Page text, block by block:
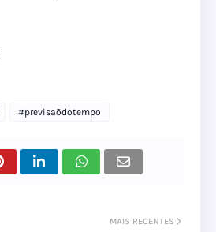
#previsaõdotempo
MAIS RECENTES